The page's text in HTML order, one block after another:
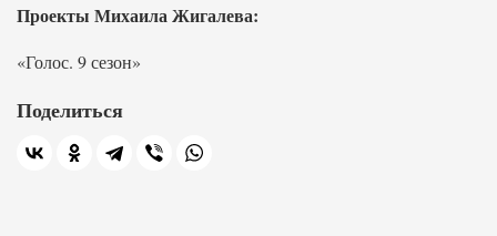
Проекты Михаила Жигалева:
«Голос. 9 сезон»
Поделиться